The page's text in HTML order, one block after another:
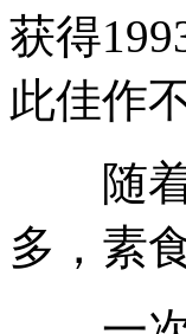
获得
此佳作
随着
多，素